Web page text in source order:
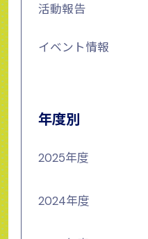
活動報告
イベント情報
年度別
2025年度
2024年度